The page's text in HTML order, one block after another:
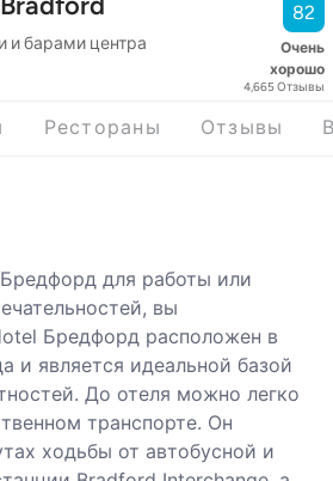
и барами центра
82
Очень
хорошо
4,665Отзывы
Рестораны Отзывы
для работы или
вы
Бредфорд расположен в
и является идеальной базой
До отеля можно легко
транспорте. Он
ходьбы от автобусной и